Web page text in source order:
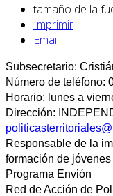
tamaño de la
Imprimir
Email
Subsecretario:
Número de teléfono:
Horario: lunes a
Dirección:
Responsable de la
formación de
Programa Envión
Red de Acción de